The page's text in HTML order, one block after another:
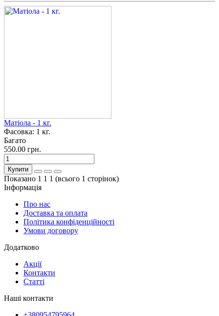
Матіола - 1 кг.
Фасовка: 1 кг.
Багато
550.00 грн.
Купити
Показано 1 1 1 (всього 1 сторінок)
Інформація
Про нас
Доставка та оплата
Політика конфіденційності
Умови договору
Додатково
Акції
Контакти
Статті
Наші контакти